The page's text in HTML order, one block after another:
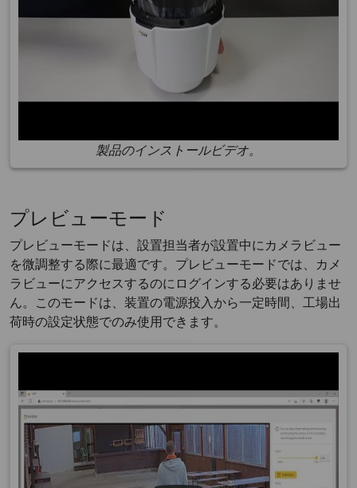
製品のインストールビデオ。
プレビューモード
プレビューモードは、設置担当者が設置中にカメラビュー
を微調整する際に最適です。プレビューモードでは、カメ
ラビューにアクセスするのにログインする必要はありませ
ん。このモードは、装置の電源投入から一定時間、工場出
荷時の設定状態でのみ使用できます。